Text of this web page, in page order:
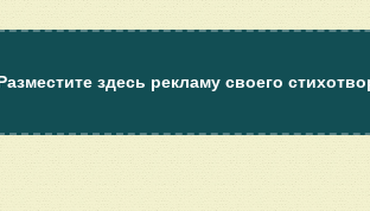
здесь рекламу своего